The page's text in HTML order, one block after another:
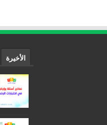
الأخيرة